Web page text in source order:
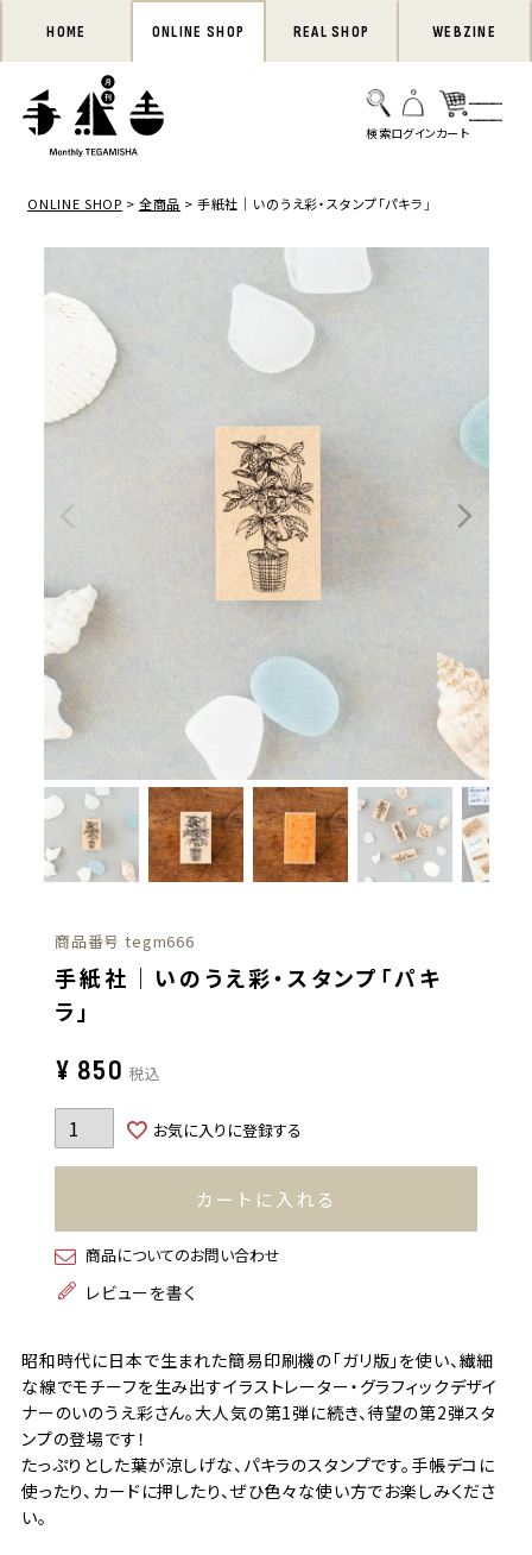
HOME ONLINE SHOP REAL SHOP WEBZINE
ONLINE SHOP 全商品 手紙社｜いのうえ彩・スタンプ「パキラ」
商品番号 tegm666
手紙社｜いのうえ彩・スタンプ「パキ
ラ」
¥ 850 税込
お気に入りに登録する
カートに入れる
商品についてのお問い合わせ
レビューを書く
昭和時代に日本で生まれた簡易印刷機の「ガリ版」を使い、繊細
な線でモチーフを生み出すイラストレーター・グラフィックデザイ
ナーのいのうえ彩さん。大人気の第1弾に続き、待望の第2弾スタ
ンプの登場です！
たっぷりとした葉が涼しげな、パキラのスタンプです。手帳デコに
使ったり、カードに押したり、ぜひ色々な使い方でお楽しみくださ
い。